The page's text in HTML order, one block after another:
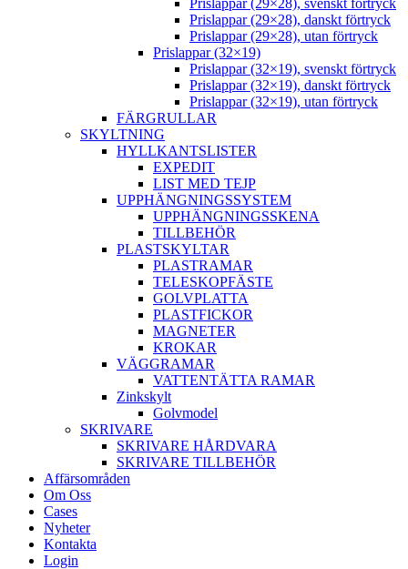
Prislappar (29×28), svenskt förtryck
Prislappar (29×28), danskt förtryck
Prislappar (29×28), utan förtryck
Prislappar (32×19)
Prislappar (32×19), svenskt förtryck
Prislappar (32×19), danskt förtryck
Prislappar (32×19), utan förtryck
FÄRGRULLAR
SKYLTNING
HYLLKANTSLISTER
EXPEDIT
LIST MED TEJP
UPPHÄNGNINGSSYSTEM
UPPHÄNGNINGSSKENA
TILLBEHÖR
PLASTSKYLTAR
PLASTRAMAR
TELESKOPFÄSTE
GOLVPLATTA
PLASTFICKOR
MAGNETER
KROKAR
VÄGGRAMAR
VATTENTÄTTA RAMAR
Zinkskylt
Golvmodel
SKRIVARE
SKRIVARE HÅRDVARA
SKRIVARE TILLBEHÖR
Affärsområden
Om Oss
Cases
Nyheter
Kontakta
Login